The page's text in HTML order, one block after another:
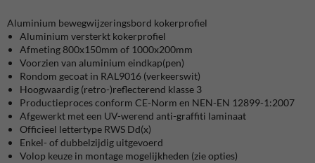
Aluminium bewegwijzeringsbord kokerprofiel
Aluminium versterkt kokerprofiel
Afmeting 800x150mm of 1000x200mm
Voorzien van aluminium eindkap(pen)
Rondom gecoat in RAL9016 (verkeerswit)
Hoogwaardig (retro-)reflecterend klasse 3
Productieproces conform CE-Norm en NEN-EN 12899-1:2007
Afgewerkt met een UV-werend anti-graffiti laminaat
Officieel lettertype RWS Dd(x)
Enkel- of dubbelzijdig uitgevoerd
Volop keuze in montage mogelijkheden (zie opties)